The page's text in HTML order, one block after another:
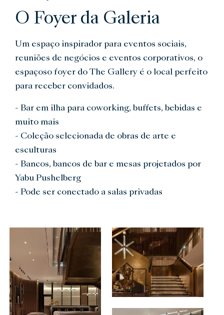
O Foyer da Galeria
Um espaço inspirador para eventos sociais,
reuniões de negócios e eventos corporativos, o
espaçoso foyer do The Gallery é o local perfeito
para receber convidados.
- Bar em ilha para coworking, buffets, bebidas e
muito mais
- Coleção selecionada de obras de arte e
esculturas
- Bancos, bancos de bar e mesas projetados por
Yabu Pushelberg
- Pode ser conectado a salas privadas